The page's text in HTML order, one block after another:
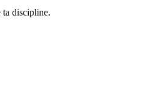
ta discipline.